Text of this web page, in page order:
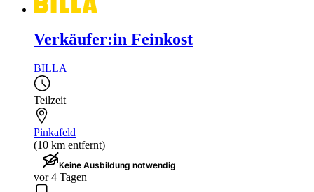
Verkäufer:in Feinkost
BILLA
Teilzeit
Pinkafeld
(10 km entfernt)
Keine Ausbildung notwendig
vor 4 Tagen